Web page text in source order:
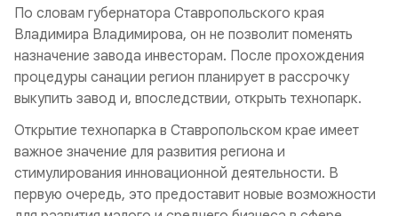
По словам губернатора Ставропольского края
Владимира Владимирова, он не позволит поменять
назначение завода инвесторам. После прохождения
процедуры санации регион планирует в рассрочку
выкупить завод и, впоследствии, открыть технопарк.
Открытие технопарка в Ставропольском крае имеет
важное значение для развития региона и
стимулирования инновационной деятельности. В
первую очередь, это предоставит новые возможности